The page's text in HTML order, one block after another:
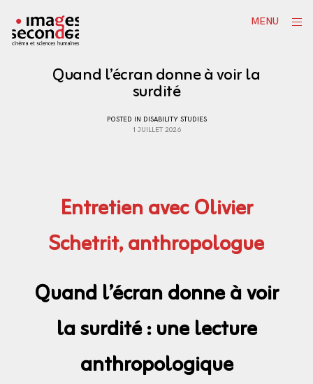
content
MENU
Quand l’écran donne à voir la
surdité
POSTED IN DISABILITY STUDIES
1 JUILLET 2026
Entretien avec Olivier
Schetrit, anthropologue
Quand l’écran donne à voir
la surdité : une lecture
anthropologique